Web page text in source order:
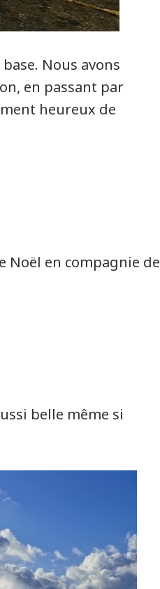
Nous avons
en passant par
heureux de
Noël en compagnie de
belle même si